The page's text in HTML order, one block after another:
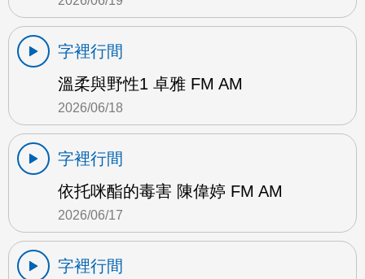
字裡行間
溫柔與野性1 卓雅 FM AM
2026/06/18
字裡行間
依托咪酯的毒害 陳偉婷 FM AM
2026/06/17
字裡行間